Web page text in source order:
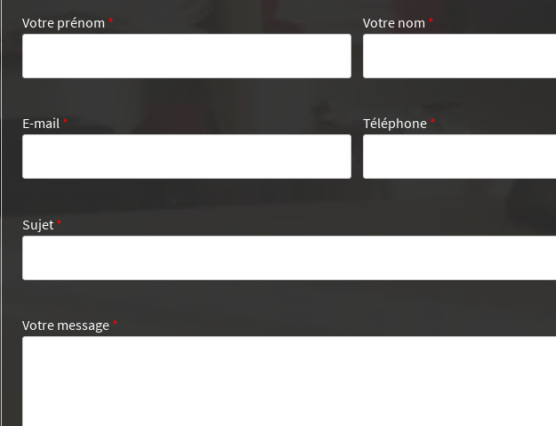
Votre prénom * Votre nom *
E-mail * Téléphone *
Sujet *
Votre message *